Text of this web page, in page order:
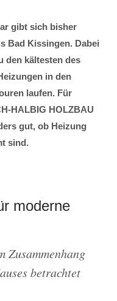
gibt sich bisher
Bad Kissingen. Dabei
den kältesten des
in den
laufen. Für
HALBIG HOLZBAU
gut, ob Heizung
sind.
moderne
Zusammenhang
betrachtet